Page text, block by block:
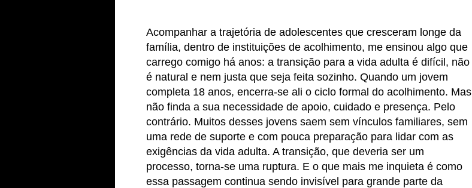
Acompanhar a trajetória de adolescentes que cresceram longe da
família, dentro de instituições de acolhimento, me ensinou algo que
carrego comigo há anos: a transição para a vida adulta é difícil, não
é natural e nem justa que seja feita sozinho. Quando um jovem
completa 18 anos, encerra-se ali o ciclo formal do acolhimento. Mas
não finda a sua necessidade de apoio, cuidado e presença. Pelo
contrário. Muitos desses jovens saem sem vínculos familiares, sem
uma rede de suporte e com pouca preparação para lidar com as
exigências da vida adulta. A transição, que deveria ser um
processo, torna-se uma ruptura. E o que mais me inquieta é como
essa passagem continua sendo invisível para grande parte da